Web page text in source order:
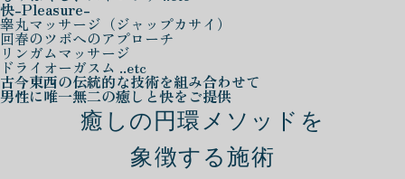
快-Pleasure-
睾丸マッサージ（ジャップカサイ）
回春のツボへのアプローチ
リンガムマッサージ
ドライオーガスム ..etc
古今東西の伝統的な技術を組み合わせて
男性に唯一無二の癒しと快をご提供
癒しの円環メソッドを
象徴する施術